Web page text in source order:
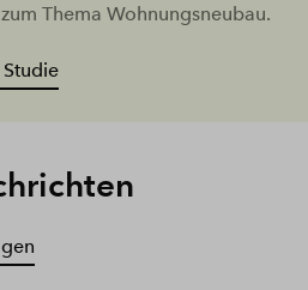
Thema Wohnungsneubau.